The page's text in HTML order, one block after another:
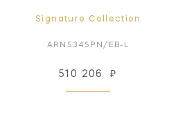
Signature Collection
ARN5345PN/EB-L
510 206 ₽